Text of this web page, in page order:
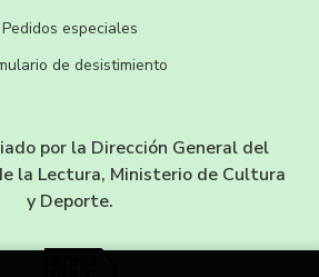
Pedidos especiales
de desistimiento
por la Dirección General del
la Lectura, Ministerio de Cultura
y Deporte.